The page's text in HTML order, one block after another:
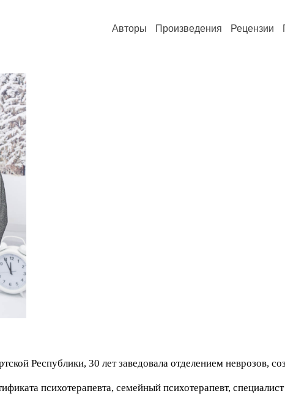
Авторы Произведения Рецензии
Республики, 30 лет заведовала отделением неврозов,
психотерапевта, семейный психотерапевт,